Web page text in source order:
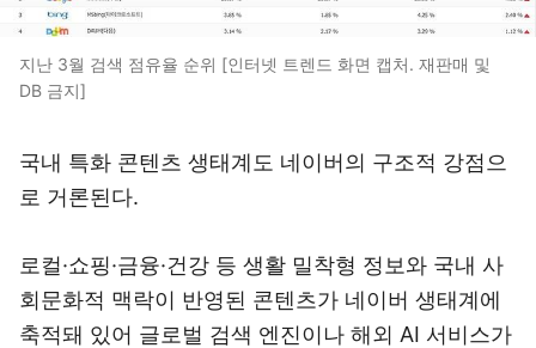
지난 3월 검색 점유율 순위 [인터넷 트렌드 화면 캡처. 재판매 및
DB 금지]
국내 특화 콘텐츠 생태계도 네이버의 구조적 강점으
로 거론된다.
로컬·쇼핑·금융·건강 등 생활 밀착형 정보와 국내 사
회문화적 맥락이 반영된 콘텐츠가 네이버 생태계에
축적돼 있어 글로벌 검색 엔진이나 해외 AI 서비스가